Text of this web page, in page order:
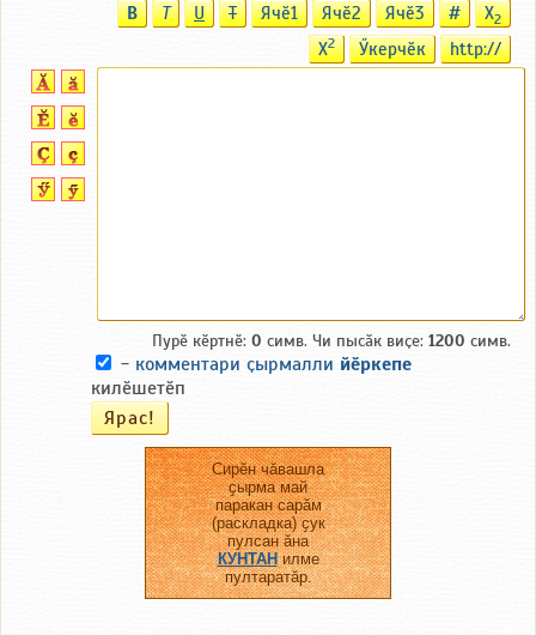
B T U T Ячӗ1 Ячӗ2 Ячӗ3 # X2
X2 Ӳкерчӗк http://
Пурӗ кӗртнӗ: 0 симв. Чи пысӑк виҫе: 1200 симв.
- комментари ҫырмалли йӗркепе
килӗшетӗп
Сирӗн чӑвашла
ҫырма май
паракан сарӑм
(раскладка) ҫук
пулсан ӑна
КУНТАНилме
пултаратӑр.